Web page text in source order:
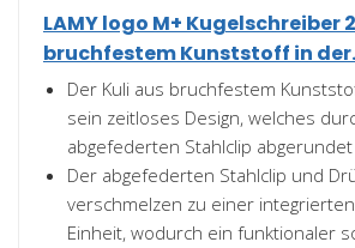
LAMY logo M+ Kugelschreiber
bruchfestem Kunststoff in
Der Kuli aus bruchfestem
sein zeitloses Design, welches
abgefederten Stahlclip
Der abgefederten Stahlclip und
verschmelzen zu einer
Einheit, wodurch ein funktionaler